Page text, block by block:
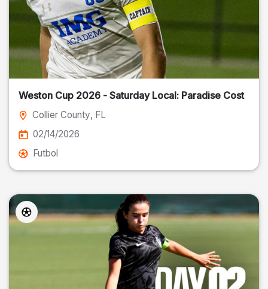
Weston Cup 2026 - Saturday Local: Paradise Cost
Collier County, FL
02/14/2026
Futbol